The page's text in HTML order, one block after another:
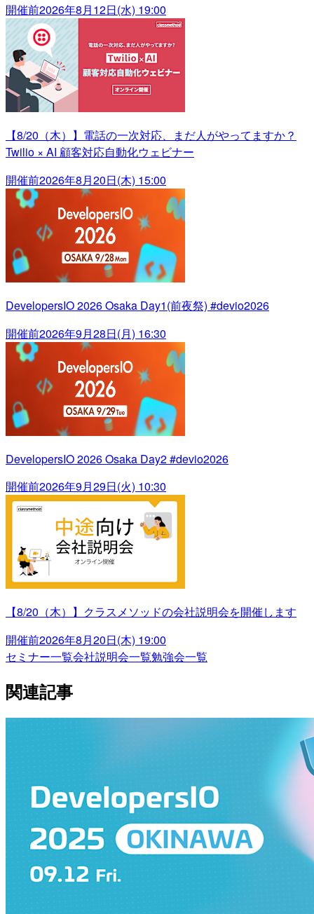
開催前2026年8月12日(水) 19:00
【8/20（木）】電話の一次対応、まだ人がやってますか？
Twilio × AI 顧客対応自動化ウェビナー
開催前2026年8月20日(木) 15:00
DevelopersIO 2026 Osaka Day1(前夜祭) #devio2026
開催前2026年9月28日(月) 16:30
DevelopersIO 2026 Osaka Day2 #devio2026
開催前2026年9月29日(火) 10:30
【8/20（木）】クラスメソッドの会社説明会を開催します
開催前2026年8月20日(木) 19:00
セミナー一覧会社説明会一覧勉強会一覧
関連記事